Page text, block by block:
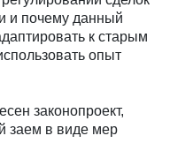
и почему данный
к старым
опыт
законопроект,
заем в виде мер